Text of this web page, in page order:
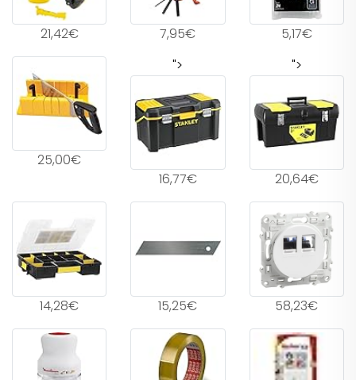
21,42€ 7,95€ 5,17€
25,00€
">
16,77€
">
20,64€
14,28€ 15,25€ 58,23€